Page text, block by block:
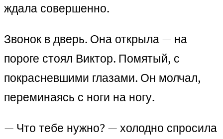
ждала совершенно.
Звонок в дверь. Она открыла — на
пороге стоял Виктор. Помятый, с
покрасневшими глазами. Он молчал,
переминаясь с ноги на ногу.
— Что тебе нужно? — холодно спросила